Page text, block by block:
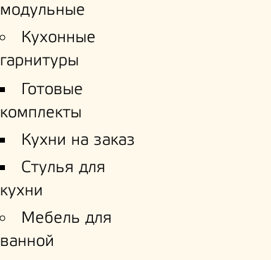
модульные
Кухонные
гарнитуры
Готовые
комплекты
Кухни на заказ
Стулья для
кухни
Мебель для
ванной